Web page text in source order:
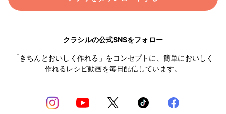
クラシルの公式SNSをフォロー
「きちんとおいしく作れる」をコンセプトに、簡単においしく
作れるレシピ動画を毎日配信しています。